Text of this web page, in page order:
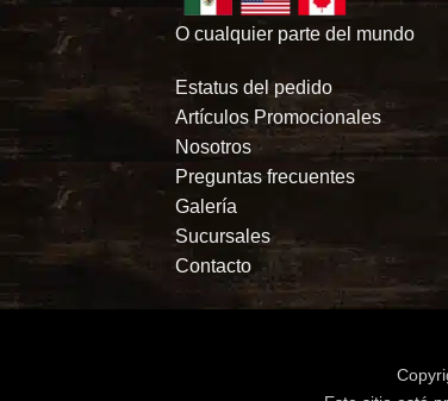
O cualquier parte del mundo
Estatus del pedido
Artículos Promocionales
Nosotros
Preguntas frecuentes
Galería
Sucursales
Contacto